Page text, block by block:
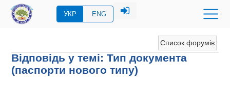
УКР ENG
Список форумів
Відповідь у темі: Тип документа
(паспорти нового типу)